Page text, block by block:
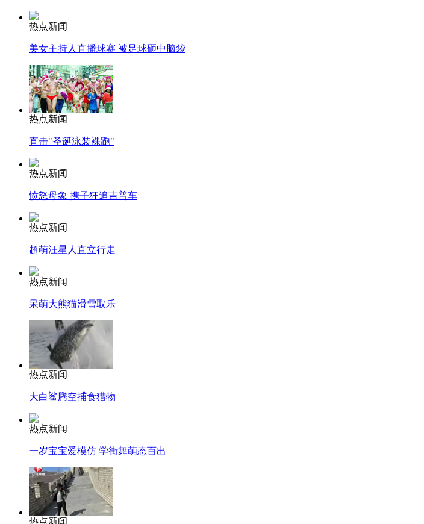
热点新闻
美女主持人直播球赛 被足球砸中脑袋
热点新闻
直击"圣诞泳装裸跑"
热点新闻
愤怒母象 携子狂追吉普车
热点新闻
超萌汪星人直立行走
热点新闻
呆萌大熊猫滑雪取乐
热点新闻
大白鲨腾空捕食猎物
热点新闻
一岁宝宝爱模仿 学街舞萌态百出
热点新闻